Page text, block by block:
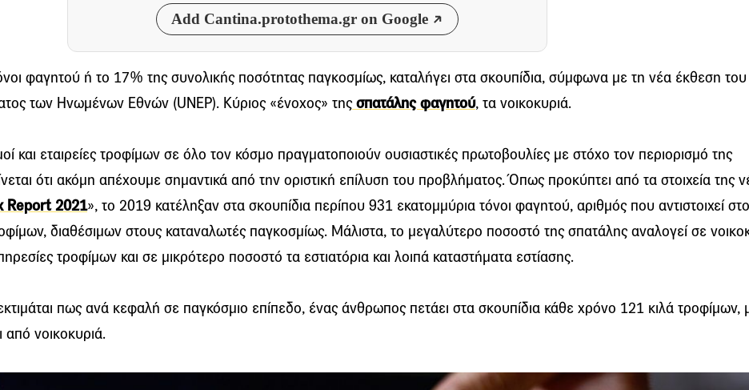
Add Cantina.protothema.gr on Google
φαγητού ή το 17% της συνολικής ποσότητας παγκοσμίως, καταλήγει στα σκουπίδια, σύμφωνα με τη νέα έκθεση του
των Ηνωμένων Εθνών (UNEP). Κύριος «ένοχος» της σπατάλης φαγητού, τα νοικοκυριά.
και εταιρείες τροφίμων σε όλο τον κόσμο πραγματοποιούν ουσιαστικές πρωτοβουλίες με στόχο τον περιορισμό της
ότι ακόμη απέχουμε σημαντικά από την οριστική επίλυση του προβλήματος. Όπως προκύπτει από τα στοιχεία της
Report 2021», το 2019 κατέληξαν στα σκουπίδια περίπου 931 εκατομμύρια τόνοι φαγητού, αριθμός που αντιστοιχεί
διαθέσιμων στους καταναλωτές παγκοσμίως. Μάλιστα, το μεγαλύτερο ποσοστό της σπατάλης αναλογεί σε
τροφίμων και σε μικρότερο ποσοστό τα εστιατόρια και λοιπά καταστήματα εστίασης.
πως ανά κεφαλή σε παγκόσμιο επίπεδο, ένας άνθρωπος πετάει στα σκουπίδια κάθε χρόνο 121 κιλά τροφίμων,
νοικοκυριά.